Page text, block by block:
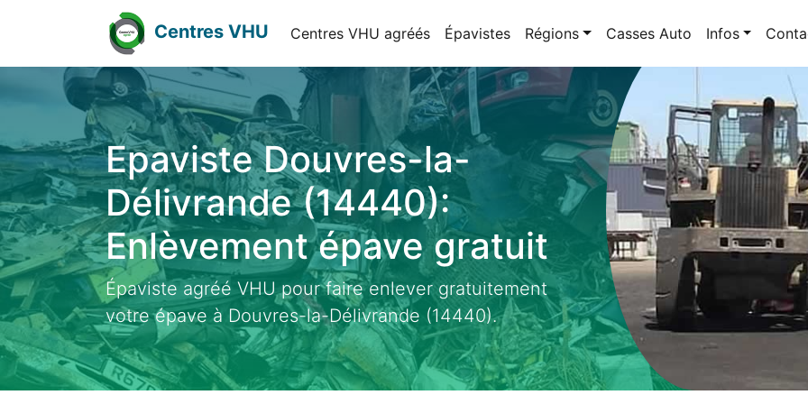
Centres VHU Centres VHU agréés Épavistes Régions Casses Auto Infos
Epaviste Douvres-la-
Délivrande (14440):
Enlèvement épave gratuit
Épaviste agréé VHU pour faire enlever gratuitement
votre épave à Douvres-la-Délivrande (14440).